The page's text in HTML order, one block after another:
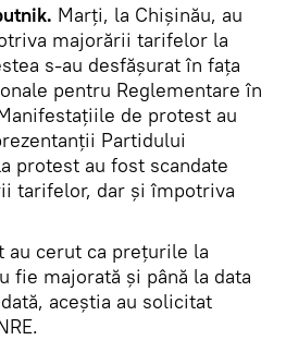
Marți, la Chișinău, au
majorării tarifelor la
s-au desfășurat în fața
pentru Reglementare în
de protest au
Partidului
protest au fost scandate
tarifelor, dar şi împotriva
cerut ca prețurile la
fie majorată și până la data
aceștia au solicitat